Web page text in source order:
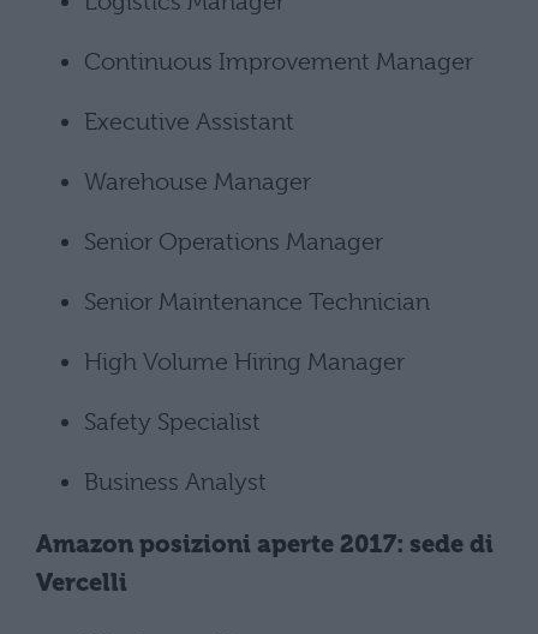
Continuous Improvement Manager
Executive Assistant
Warehouse Manager
Senior Operations Manager
Senior Maintenance Technician
High Volume Hiring Manager
Safety Specialist
Business Analyst
Amazon posizioni aperte 2017: sede di
Vercelli